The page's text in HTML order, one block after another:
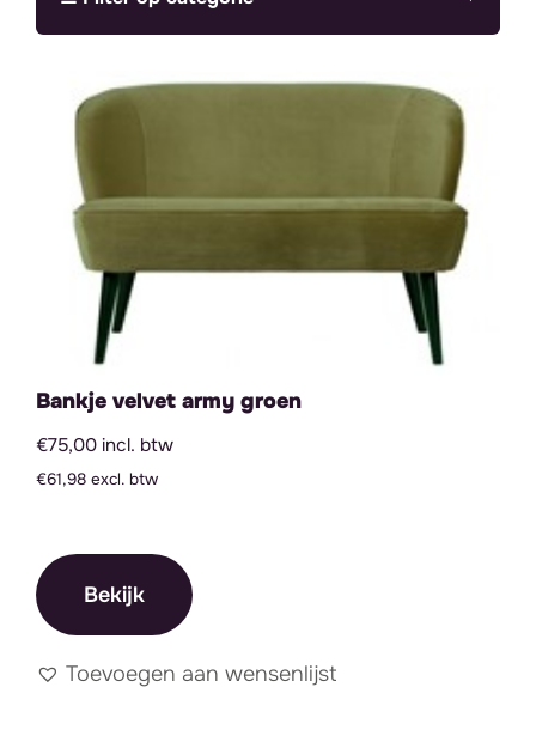
Zitmeubilair
Tafels & bijzettafels
Decoratie
Verlichting
Servies & Glaswerk
Outdoor items
Bar
Backdrop & Frames
Grote items
Prijs
Bankje velvet army groen
€75,00 incl. btw
€61,98 excl. btw
Bekijk
Toevoegen aan wensenlijst